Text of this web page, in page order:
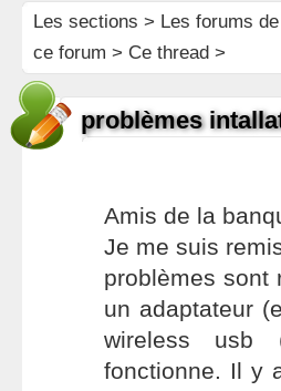
Les sections > Les forums
ce forum > Ce thread >
problèmes
Amis de la
Je me suis
problèmes sont
un adaptateur
wireless usb
fonctionne. Il y